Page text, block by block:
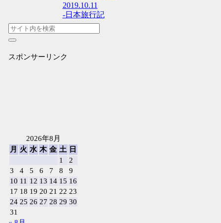
2019.10.11
-日本旅行記
スポンサーリンク
2026年8月
月
火 水 木 金 土
日
1
2
3
4 5 6 7 8
9
10 11 12 13 14 15 16
17 18 19 20 21 22 23
24 25 26 27 28 29 30
31